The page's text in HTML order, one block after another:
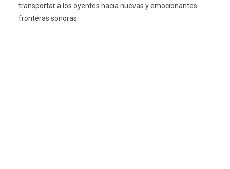
transportar a los oyentes hacia nuevas y emocionantes
fronteras sonoras.